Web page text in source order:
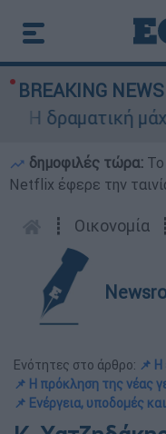
BREAKING
δραματική μάχη
δημοφιλές τώρα:
Netflix έφερε την
┋ Οικονομία
Ενότητες στο άρθρο: 📌
📌 Η πρόκληση της νέας
📌 Ενέργεια, υποδομές